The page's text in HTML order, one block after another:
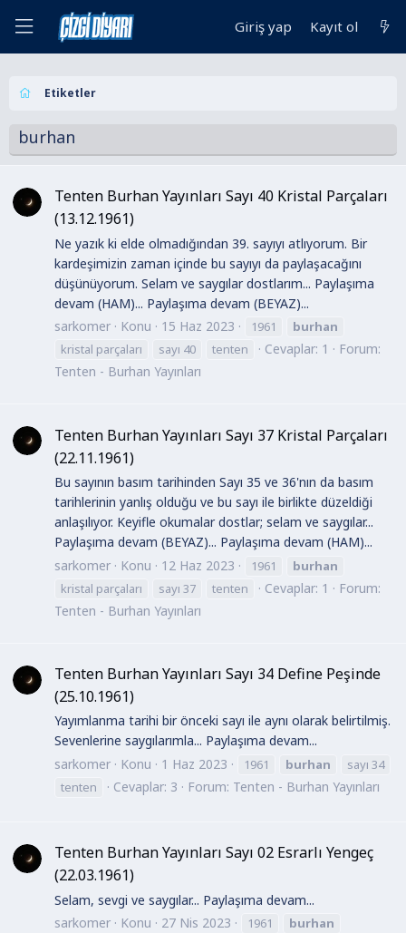
Giriş yap Kayıt ol
Etiketler
burhan
Tenten Burhan Yayınları Sayı 40 Kristal Parçaları
(13.12.1961)
Ne yazık ki elde olmadığından 39. sayıyı atlıyorum. Bir
kardeşimizin zaman içinde bu sayıyı da paylaşacağını
düşünüyorum. Selam ve saygılar dostlarım... Paylaşıma
devam (HAM)... Paylaşıma devam (BEYAZ)...
sarkomer
Konu 15 Haz 2023 1961
burhan
kristal parçaları
sayı 40 tenten Cevaplar: 1
Forum:
Tenten - Burhan Yayınları
Tenten Burhan Yayınları Sayı 37 Kristal Parçaları
(22.11.1961)
Bu sayının basım tarihinden Sayı 35 ve 36'nın da basım
tarihlerinin yanlış olduğu ve bu sayı ile birlikte düzeldiği
anlaşılıyor. Keyifle okumalar dostlar; selam ve saygılar...
Paylaşıma devam (BEYAZ)... Paylaşıma devam (HAM)...
sarkomer
Konu 12 Haz 2023 1961
burhan
kristal parçaları
sayı 37 tenten Cevaplar: 1
Forum:
Tenten - Burhan Yayınları
Tenten Burhan Yayınları Sayı 34 Define Peşinde
(25.10.1961)
Yayımlanma tarihi bir önceki sayı ile aynı olarak belirtilmiş.
Sevenlerine saygılarımla... Paylaşıma devam...
sarkomer
Konu 1 Haz 2023 1961 burhan
sayı 34
tenten
Cevaplar: 3 Forum: Tenten - Burhan Yayınları
Tenten Burhan Yayınları Sayı 02 Esrarlı Yengeç
(22.03.1961)
Selam, sevgi ve saygılar... Paylaşıma devam...
sarkomer
Konu 27 Nis 2023 1961
burhan